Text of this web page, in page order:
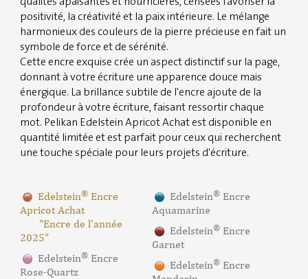
positivité, la créativité et la paix intérieure. Le mélange
harmonieux des couleurs de la pierre précieuse en fait un
symbole de force et de sérénité.
Cette encre exquise crée un aspect distinctif sur la page,
donnant à votre écriture une apparence douce mais
énergique. La brillance subtile de l'encre ajoute de la
profondeur à votre écriture, faisant ressortir chaque
mot. Pelikan Edelstein Apricot Achat est disponible en
quantité limitée et est parfait pour ceux qui recherchent
une touche spéciale pour leurs projets d'écriture.
Edelstein® Encre
Apricot Achat
"Encre de l'année
2025"
Edelstein® Encre
Rose-Quartz
Edelstein®Encre
Aquamarine
Edelstein®Encre
Garnet
Edelstein®Encre